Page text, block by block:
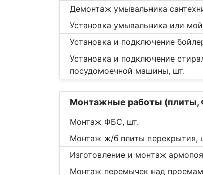
Демонтаж умывальника
Установка умывальника или
Установка и подключение
Установка и подключение
посудомоечной машины, шт.
Монтажные работы (плиты,
Монтаж ФБС, шт.
Монтаж ж/б плиты перекрытия,
Изготовление и монтаж
Монтаж перемычек над